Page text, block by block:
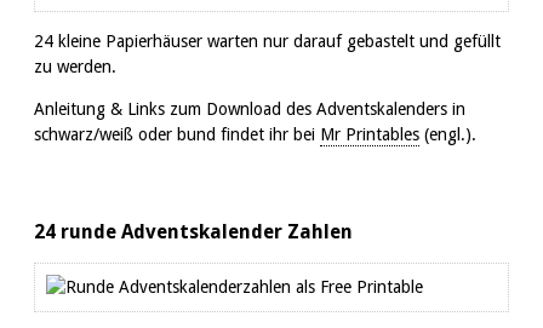
24 kleine Papierhäuser warten nur darauf gebastelt und gefüllt
zu werden.
Anleitung & Links zum Download des Adventskalenders in
schwarz/weiß oder bund findet ihr bei Mr Printables (engl.).
24 runde Adventskalender Zahlen